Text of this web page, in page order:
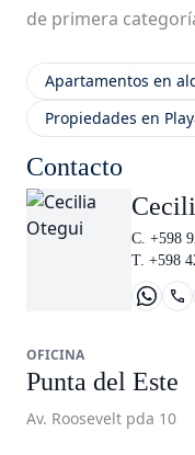
de primera
Apartamentos en
Propiedades en
Contacto
C. +598
T. +598
OFICINA
Punta del Este
Av. Roosevelt pda 10